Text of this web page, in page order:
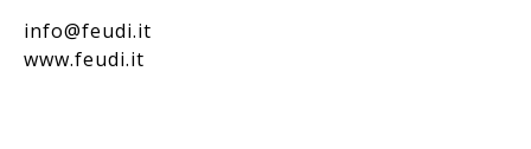
info@feudi.it
www.feudi.it